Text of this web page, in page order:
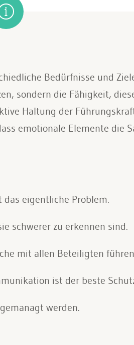
Bedürfnisse und
sondern die Fähigkeit,
Haltung der
emotionale Elemente die
eigentliche Problem.
schwerer zu erkennen sind.
mit allen Beteiligten
ist der beste
werden.